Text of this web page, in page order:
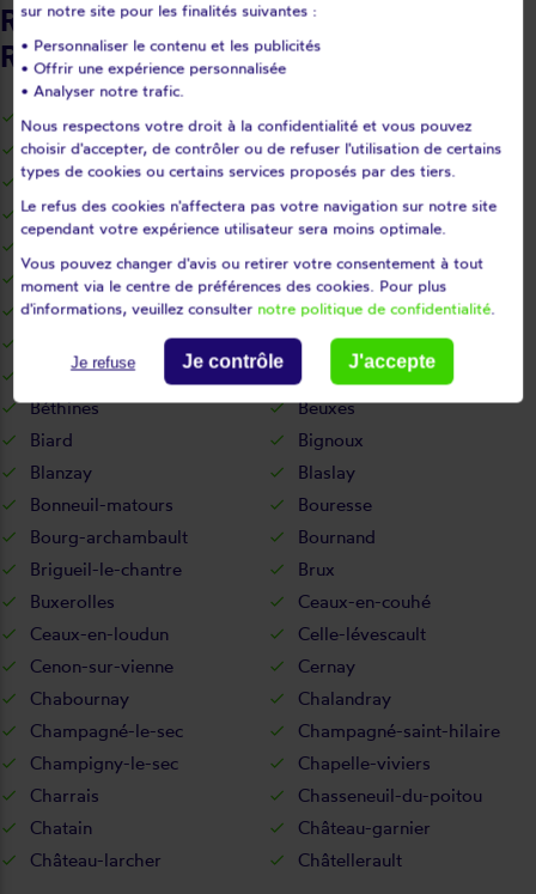
Retrouvez nos intervenants
Répar'stores - Vienne
Adriers
Amberre
Angles-sur-l'anglin
Antran
Archigny
Aslonnes
Asnières-sur-blour
Availles-en-châtellerault
Ayron
Basses
Beaumont
Bellefonds
Berrie
Berthegon
Béruges
Béthines
Beuxes
Biard
Bignoux
Blanzay
Blaslay
Bonneuil-matours
Bouresse
Bourg-archambault
Bournand
Brigueil-le-chantre
Brux
Buxerolles
Ceaux-en-couhé
Ceaux-en-loudun
Celle-lévescault
Cenon-sur-vienne
Cernay
Chabournay
Chalandray
Champagné-le-sec
Champagné-saint-hilaire
Champigny-le-sec
Chapelle-viviers
Charrais
Chasseneuil-du-poitou
Chatain
Château-garnier
Château-larcher
Châtellerault
sur notre site pour les finalités suivantes :
• Personnaliser le contenu et les publicités
• Offrir une expérience personnalisée
• Analyser notre trafic.
Nous respectons votre droit à la confidentialité et vous pouvez
choisir d'accepter, de contrôler ou de refuser l'utilisation de certains
types de cookies ou certains services proposés par des tiers.
Le refus des cookies n'affectera pas votre navigation sur notre site
cependant votre expérience utilisateur sera moins optimale.
Vous pouvez changer d'avis ou retirer votre consentement à tout
moment via le centre de préférences des cookies. Pour plus
d'informations, veuillez consulter notre politique de confidentialité.
Je refuse Je contrôle J'accepte